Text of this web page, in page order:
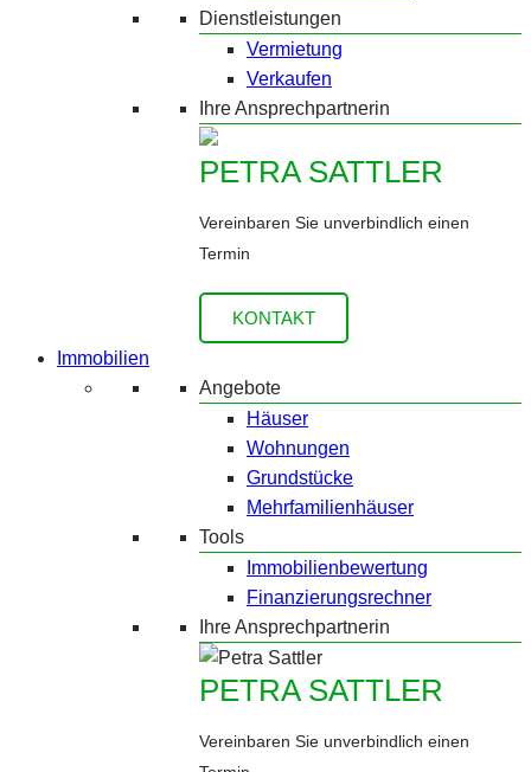
Dienstleistungen
Vermietung
Verkaufen
Ihre Ansprechpartnerin
PETRA SATTLER
Vereinbaren Sie unverbindlich einen
Termin
KONTAKT
Immobilien
Angebote
Häuser
Wohnungen
Grundstücke
Mehrfamilienhäuser
Tools
Immobilienbewertung
Finanzierungsrechner
Ihre Ansprechpartnerin
PETRA SATTLER
Vereinbaren Sie unverbindlich einen